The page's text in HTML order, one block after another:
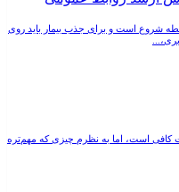
شروع است و برای جذب بیمار باید روی
است، اما به نظرم چیزی که مهم‌تره